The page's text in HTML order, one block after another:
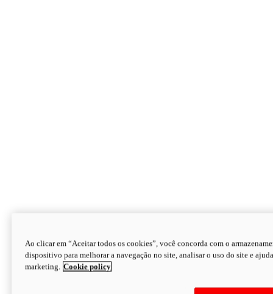
Ao clicar em “Aceitar todos os cookies”, você concorda com o
dispositivo para melhorar a navegação no site, analisar o uso do site e
marketing. Cookie policy